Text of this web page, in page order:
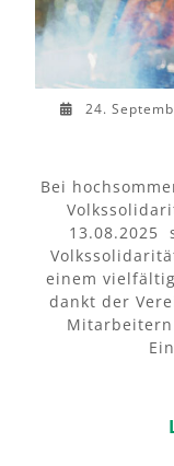
24.
Bei
13.08.2025
einem
dankt der